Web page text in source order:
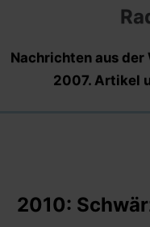
Nachrichten aus
2007. Artikel
2010: